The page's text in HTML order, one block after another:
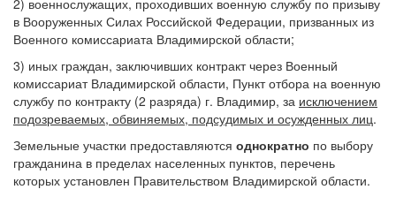
2) военнослужащих, проходивших военную службу по призыву
в Вооруженных Силах Российской Федерации, призванных из
Военного комиссариата Владимирской области;
3) иных граждан, заключивших контракт через Военный
комиссариат Владимирской области, Пункт отбора на военную
службу по контракту (2 разряда) г. Владимир, за исключением
подозреваемых, обвиняемых, подсудимых и осужденных лиц.
Земельные участки предоставляются однократно по выбору
гражданина в пределах населенных пунктов, перечень
которых установлен Правительством Владимирской области.